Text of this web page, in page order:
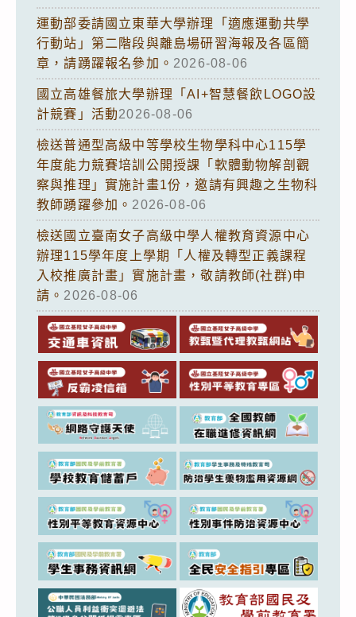
運動部委請國立東華大學辦理「適應運動共學
行動站」第二階段與離島場研習海報及各區簡
章，請踴躍報名參加。 2026-08-06
國立高雄餐旅大學辦理「AI+智慧餐飲LOGO設
計競賽」活動2026-08-06
檢送普通型高級中等學校生物學科中心115學
年度能力競賽培訓公開授課「軟體動物解剖觀
察與推理」實施計畫1份，邀請有興趣之生物科
教師踴躍參加。 2026-08-06
檢送國立臺南女子高級中學人權教育資源中心
辦理115學年度上學期「人權及轉型正義課程
入校推廣計畫」實施計畫，敬請教師(社群)申
請。 2026-08-06